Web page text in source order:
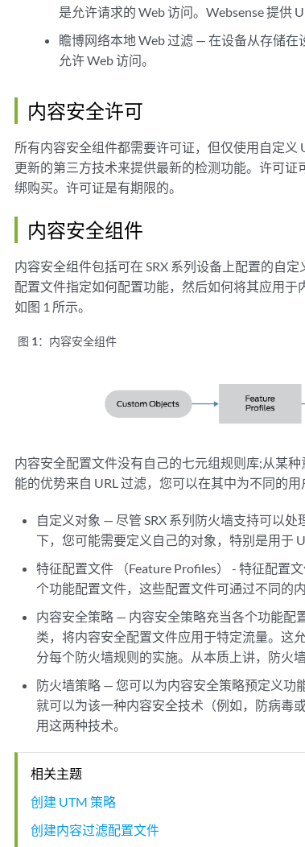
是允许请求的 Web 访问。Websense 提供
瞻博网络本地 Web 过滤 — 在设备从存储
允许 Web 访问。
内容安全许可
所有内容安全组件都需要许可证，但仅使用自定
更新的第三方技术来提供最新的检测功能。许可证
绑购买。许可证是有期限的。
内容安全组件
内容安全组件包括可在 SRX 系列设备上配置的自
配置文件指定如何配置功能，然后如何将其应用于
如图 1 所示。
图 1： 内容安全组件
内容安全配置文件没有自己的七元组规则库;从某
能的优势来自 URL 过滤，您可以在其中为不同的用
自定义对象 — 尽管 SRX 系列防火墙支持可以
下，您可能需要定义自己的对象，特别是用于
特征配置文件 （Feature Profiles） - 特征配置
个功能配置文件，这些配置文件可通过不同的
内容安全策略 — 内容安全策略充当各个功能配
类，将内容安全配置文件应用于特定流量。这
分每个防火墙规则的实施。从本质上讲，防火
防火墙策略 — 您可以为内容安全策略预定义功
就可以为该一种内容安全技术（例如，防病毒
用这两种技术。
相关主题
创建 UTM 策略
创建内容过滤配置文件